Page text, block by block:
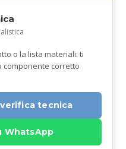
o la lista materiali: ti
componente corretto
tecnica
WhatsApp